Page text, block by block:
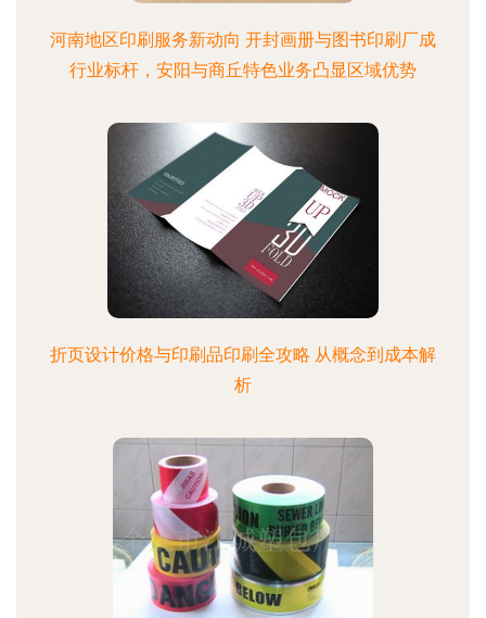
河南地区印刷服务新动向 开封画册与图书印刷厂成
行业标杆，安阳与商丘特色业务凸显区域优势
折页设计价格与印刷品印刷全攻略 从概念到成本解
析